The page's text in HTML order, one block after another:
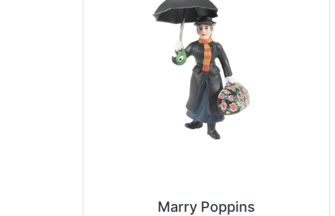
Marry Poppins